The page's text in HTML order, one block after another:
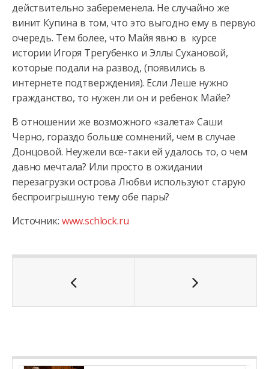
действительно забеременела. Не случайно же
винит Купина в том, что это выгодно ему в первую
очередь. Тем более, что Майя явно в курсе
истории Игоря Трегубенко и Эллы Сухановой,
которые подали на развод, (появились в
интернете подтверждения). Если Леше нужно
гражданство, то нужен ли он и ребенок Майе?
В отношении же возможного «залета» Саши
Черно, гораздо больше сомнений, чем в случае
Донцовой. Неужели все-таки ей удалось то, о чем
давно мечтала? Или просто в ожидании
перезагрузки острова Любви используют старую
беспроигрышную тему обе пары?
Источник: www.schlock.ru